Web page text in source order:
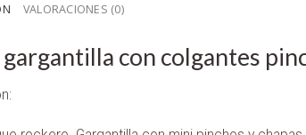
VALORACIONES (0)
con colgantes